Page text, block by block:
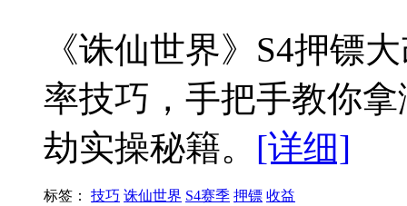
《诛仙世界》S4押镖
率技巧，手把手教你
劫实操秘籍。 [详细]
标签： 技巧 诛仙世界 S4赛季 押镖 收益